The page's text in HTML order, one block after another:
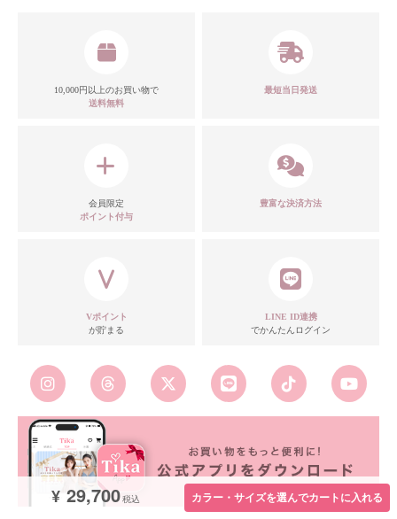
¥ 29,700税込 カラー・サイズを選んでカートに入れる
10,000円以上のお買い物で
送料無料
最短当日発送
会員限定
ポイント付与
豊富な決済方法
Vポイント
が貯まる
LINE ID連携
でかんたんログイン